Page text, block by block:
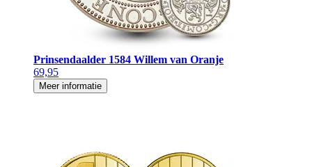
Prinsendaalder 1584 Willem van Oranje
69,95
Meer informatie